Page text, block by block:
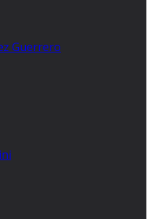
Guerrero